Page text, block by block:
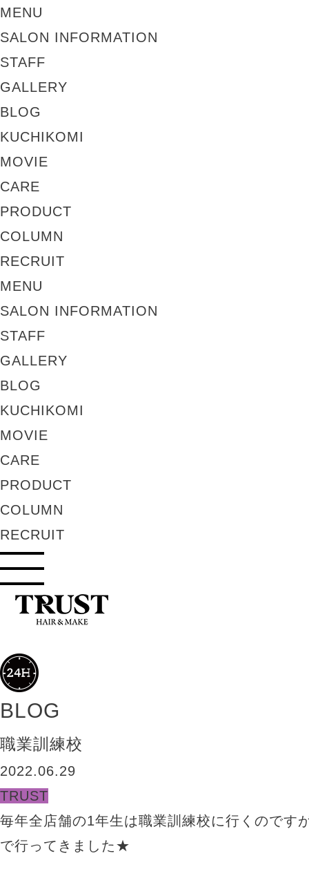
MENU
SALON INFORMATION
STAFF
GALLERY
BLOG
KUCHIKOMI
MOVIE
CARE
PRODUCT
COLUMN
RECRUIT
MENU
SALON INFORMATION
STAFF
GALLERY
BLOG
KUCHIKOMI
MOVIE
CARE
PRODUCT
COLUMN
RECRUIT
BLOG
職業訓練校
2022.06.29
TRUST
毎年全店舗の1年生は職業訓練校に行くのです
で行ってきました★